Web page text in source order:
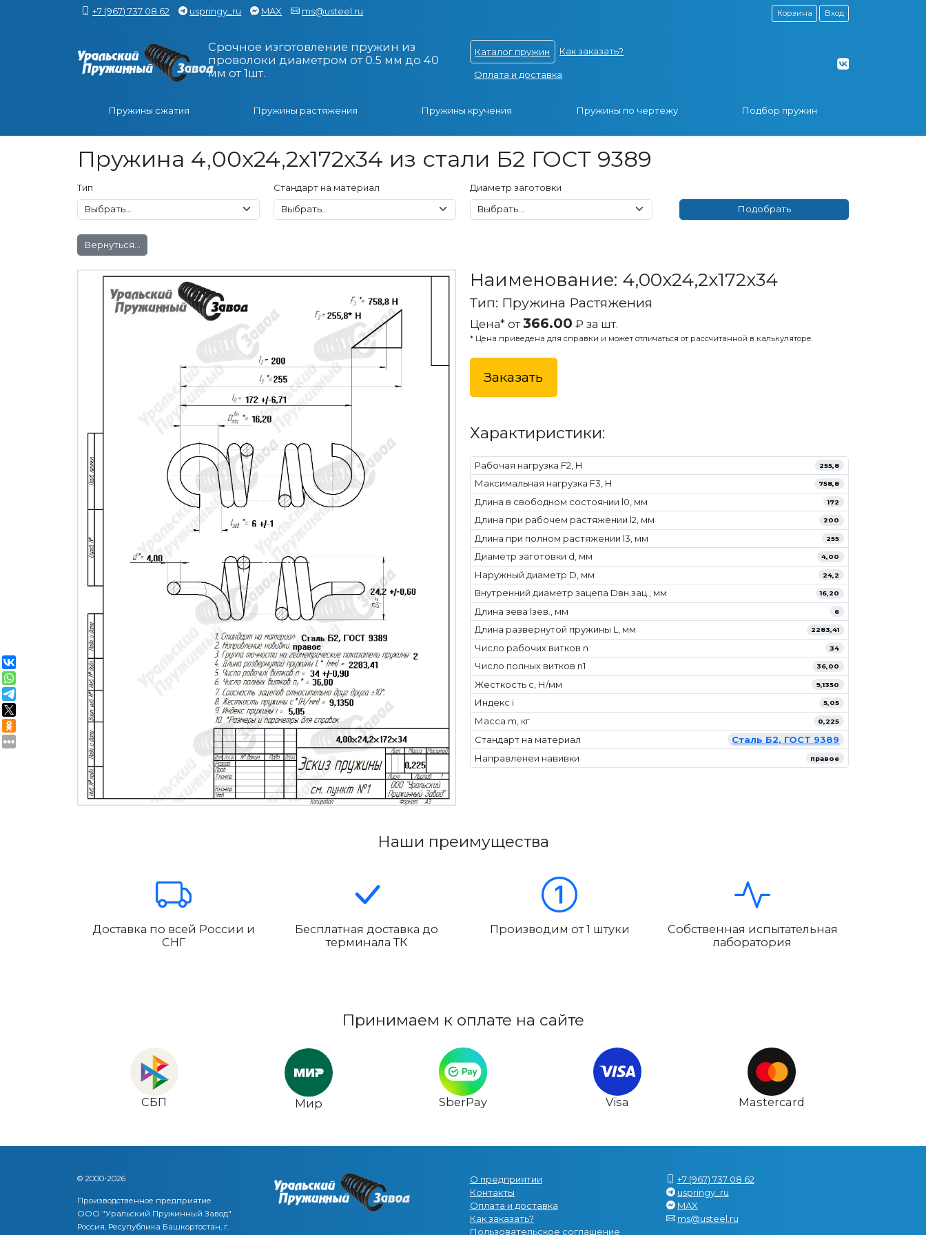
+7 (967) 737 08 62 uspringy_ru MAX ms@usteel.ru Корзина Вход
Срочное изготовление пружин из
проволоки диаметром от 0.5 мм до 40
мм от 1шт.
Каталог пружин Как заказать?
Оплата и доставка
Пружины сжатия Пружины растяжения Пружины кручения Пружины по чертежу Подбор пружин
Пружина 4,00x24,2x172x34 из стали Б2 ГОСТ 9389
Тип Стандарт на материал Диаметр заготовки
Вернуться...
Наименование: 4,00x24,2x172x34
Тип: Пружина Растяжения
Цена* от366.00 ₽ за шт.
* Цена приведена для справки и может отличаться от рассчитанной в калькуляторе.
Заказать
Характиристики:
Рабочая нагрузка F2, Н 255,8
Максимальная нагрузка F3, Н 758,8
Длина в свободном состоянии l0, мм 172
Длина при рабочем растяжении l2, мм 200
Длина при полном растяжении l3, мм 255
Диаметр заготовки d, мм 4,00
Наружный диаметр D, мм 24,2
Внутренний диаметр зацепа Dвн.зац., мм 16,20
Длина зева lзев., мм 6
Длина развернутой пружины L, мм 2283,41
Число рабочих витков n 34
Число полных витков n1 36,00
Жесткость с, Н/мм 9,1350
Индекс i 5,05
Масса m, кг 0,225
Стандарт на материал
Сталь Б2, ГОСТ 9389
Направленеи навивки
правое
Наши преимущества
Доставка по всей России и
СНГ
Бесплатная доставка до
терминала ТК
Производим от 1 штуки
Собственная испытательная
лаборатория
Принимаем к оплате на сайте
СБП Мир SberPay Visa Mastercard
© 2000-2026
Производственное предприятие
ООО "Уральский Пружинный Завод"
Россия, Ресупублика Башкортостан, г.
О предприятии
Контакты
Оплата и доставка
Как заказать?
Пользовательское соглашение
+7 (967) 737 08 62
uspringy_ru
MAX
ms@usteel.ru